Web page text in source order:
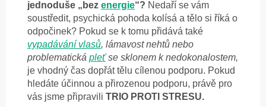
jednoduše „bez energie“? Nedaří se vám
soustředit, psychická pohoda kolísá a tělo si říká o
odpočinek? Pokud se k tomu přidává také
vypadávání vlasů, lámavost nehtů nebo
problematická pleťse sklonem k nedokonalostem,
je vhodný čas dopřát tělu cílenou podporu. Pokud
hledáte účinnou a přirozenou podporu, právě pro
vás jsme připravili TRIO PROTI STRESU.